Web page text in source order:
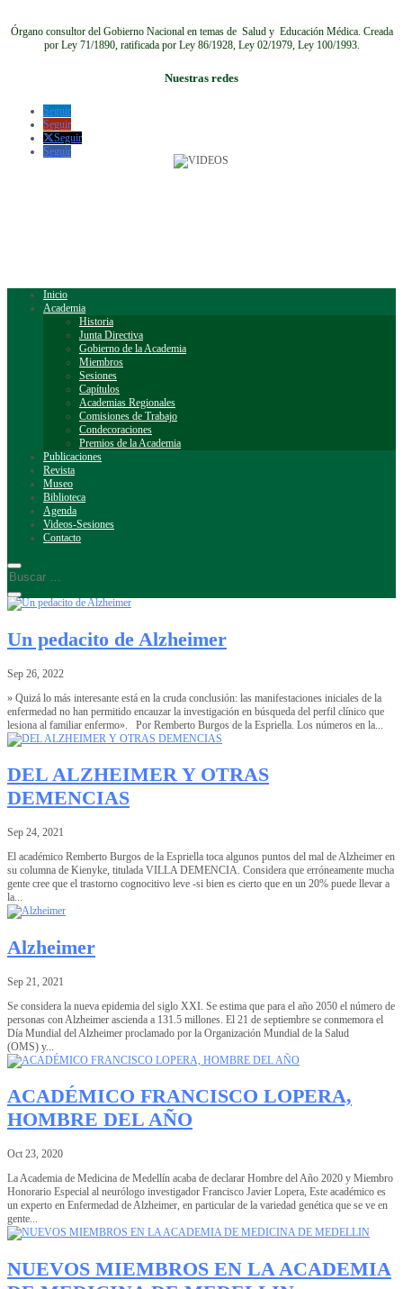
Órgano consultor del Gobierno Nacional en temas de Salud y Educación Médica. Creada
por Ley 71/1890, ratificada por Ley 86/1928, Ley 02/1979, Ley 100/1993.
Nuestras redes
Seguir
Seguir
Seguir
Seguir
Inicio
Academia
Historia
Junta Directiva
Gobierno de la Academia
Miembros
Sesiones
Capítulos
Academias Regionales
Comisiones de Trabajo
Condecoraciones
Premios de la Academia
Publicaciones
Revista
Museo
Biblioteca
Agenda
Videos-Sesiones
Contacto
Un pedacito de Alzheimer
Sep 26, 2022
» Quizá lo más interesante está en la cruda conclusión: las manifestaciones iniciales de la
enfermedad no han permitido encauzar la investigación en búsqueda del perfil clínico que
lesiona al familiar enfermo». Por Remberto Burgos de la Espriella. Los números en la...
DEL ALZHEIMER Y OTRAS
DEMENCIAS
Sep 24, 2021
El académico Remberto Burgos de la Espriella toca algunos puntos del mal de Alzheimer en
su columna de Kienyke, titulada VILLA DEMENCIA. Considera que erróneamente mucha
gente cree que el trastorno cognocitivo leve -si bien es cierto que en un 20% puede llevar a
la...
Alzheimer
Sep 21, 2021
Se considera la nueva epidemia del siglo XXI. Se estima que para el año 2050 el número de
personas con Alzheimer ascienda a 131.5 millones. El 21 de septiembre se conmemora el
Día Mundial del Alzheimer proclamado por la Organización Mundial de la Salud
(OMS) y...
ACADÉMICO FRANCISCO LOPERA,
HOMBRE DEL AÑO
Oct 23, 2020
La Academia de Medicina de Medellín acaba de declarar Hombre del Año 2020 y Miembro
Honorario Especial al neurólogo investigador Francisco Javier Lopera, Este académico es
un experto en Enfermedad de Alzheimer, en particular de la variedad genética que se ve en
gente...
NUEVOS MIEMBROS EN LA ACADEMIA